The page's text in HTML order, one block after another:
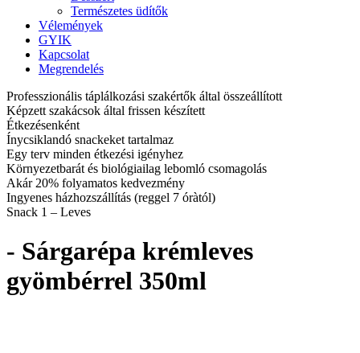
Természetes üdítők
Vélemények
GYIK
Kapcsolat
Megrendelés
Professzionális táplálkozási szakértők által összeállított
Képzett szakácsok által frissen készített
Étkezésenként
Ínycsiklandó snackeket tartalmaz
Egy terv minden étkezési igényhez
Környezetbarát és biológiailag lebomló csomagolás
Akár 20% folyamatos kedvezmény
Ingyenes házhozszállítás (reggel 7 óràtól)
Snack 1 – Leves
- Sárgarépa krémleves
gyömbérrel 350ml